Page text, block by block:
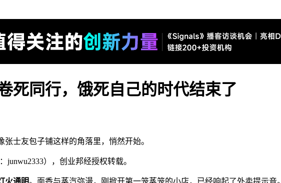
死同行，饿死自己的时代结束了
士友包子铺这样的角落里，悄然开始。
），创业邦经授权转载。
火通明。面香与蒸汽弥漫，刚掀开第一笼蒸笼的小店，已经响起了外卖提示音